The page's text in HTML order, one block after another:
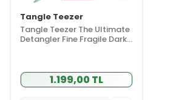
Tangle Teezer
Tangle Teezer The Ultimate
Detangler Fine Fragile Dark
1.199,00 TL